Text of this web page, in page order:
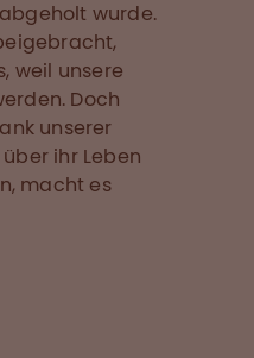
wurde.
weil unsere
Doch
unserer
ihr Leben
macht es